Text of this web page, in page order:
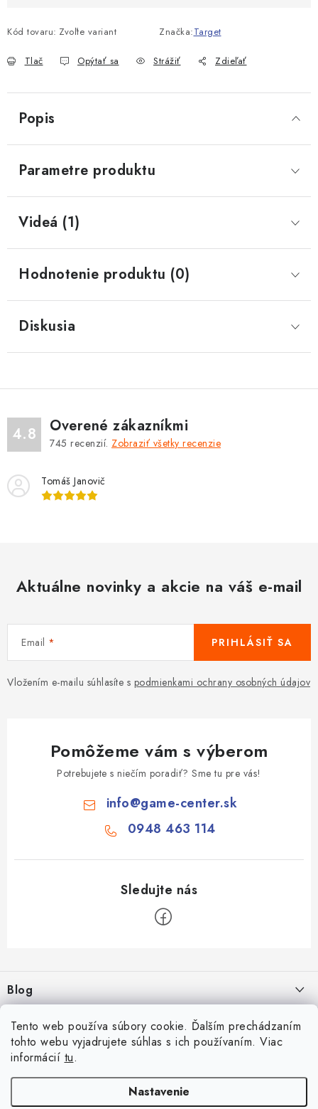
Tento web používa súbory cookie. Ďalším prechádzaním
tohto webu vyjadrujete súhlas s ich používaním. Viac
informácií tu.
Nastavenie
Kód tovaru: Zvoľte variant Značka:Target
Tlač Opýtať sa Strážiť Zdieľať
Popis
Parametre produktu
Videá (1)
Hodnotenie produktu (0)
Diskusia
4.8 Overené zákazníkmi
745 recenzií. Zobraziť všetky recenzie
Tomáš Janovič
Aktuálne novinky a akcie na váš e-mail
Email
Vložením e-mailu súhlasíte s podmienkami ochrany osobných údajov
PRIHLÁSIŤ SA
Pomôžeme vám s výberom
Potrebujete s niečím poradiť? Sme tu pre vás!
info@game-center.sk
0948 463 114
p
ä
Blog
Aké druhy biliardu existujú? Kompletný prehľad biliardových hier
16.4.2026
Rozmery biliardového stola
26.6.2025
Facebook
Zákaznícky účet